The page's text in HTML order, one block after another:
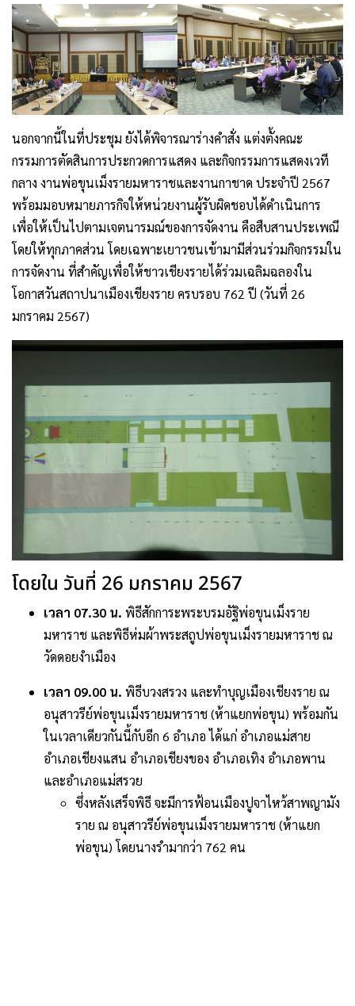
นอกจากนี้ในที่ประชุม ยังได้พิจารณาร่างคำสั่ง แต่งตั้งคณะ
กรรมการตัดสินการประกวดการแสดง และกิจกรรมการแสดงเวที
กลาง งานพ่อขุนเม็งรายมหาราชและงานกาชาด ประจำปี 2567
พร้อมมอบหมายภารกิจให้หน่วยงานผู้รับผิดชอบได้ดำเนินการ
เพื่อให้เป็นไปตามเจตนารมณ์ของการจัดงาน คือสืบสานประเพณี
โดยให้ทุกภาคส่วน โดยเฉพาะเยาวชนเข้ามามีส่วนร่วมกิจกรรมใน
การจัดงาน ที่สำคัญเพื่อให้ชาวเชียงรายได้ร่วมเฉลิมฉลองใน
โอกาสวันสถาปนาเมืองเชียงราย ครบรอบ 762 ปี (วันที่ 26
มกราคม 2567)
โดยใน วันที่ 26 มกราคม 2567
เวลา 07.30 น. พิธีสักการะพระบรมอัฐิพ่อขุนเม็งราย
มหาราช และพิธีห่มผ้าพระสถูปพ่อขุนเม็งรายมหาราช ณ
วัดดอยงำเมือง
เวลา 09.00 น. พิธีบวงสรวง และทำบุญเมืองเชียงราย ณ
อนุสาวรีย์พ่อขุนเม็งรายมหาราช (ห้าแยกพ่อขุน) พร้อมกัน
ในเวลาเดียวกันนี้กับอีก 6 อำเภอ ได้แก่ อำเภอแม่สาย
อำเภอเชียงแสน อำเภอเชียงของ อำเภอเทิง อำเภอพาน
และอำเภอแม่สรวย
ซึ่งหลังเสร็จพิธี จะมีการฟ้อนเมืองปูจาไหว้สาพญามัง
ราย ณ อนุสาวรีย์พ่อขุนเม็งรายมหาราช (ห้าแยก
พ่อขุน) โดยนางรำมากว่า 762 คน